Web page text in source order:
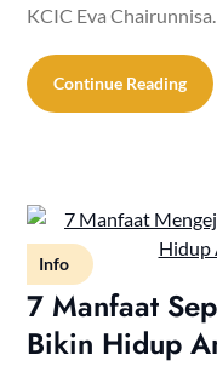
KCIC Eva
Continue Reading
Info
7 Manfaat
Bikin Hidup